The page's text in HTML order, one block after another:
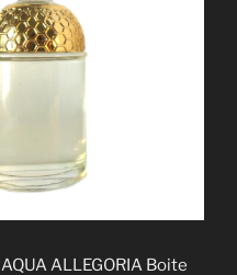
AQUA ALLEGORIA Boite